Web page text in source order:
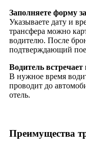
Заполняете форму
Указываете дату и
трансфера можно
водителю. После
подтверждающий
Водитель
В нужное время
проводит до
отель.
Преимущества